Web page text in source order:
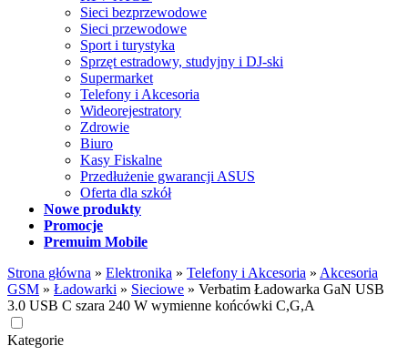
Sieci bezprzewodowe
Sieci przewodowe
Sport i turystyka
Sprzęt estradowy, studyjny i DJ-ski
Supermarket
Telefony i Akcesoria
Wideorejestratory
Zdrowie
Biuro
Kasy Fiskalne
Przedłużenie gwarancji ASUS
Oferta dla szkół
Nowe produkty
Promocje
Premuim Mobile
Strona główna » Elektronika » Telefony i Akcesoria » Akcesoria
GSM » Ładowarki » Sieciowe » Verbatim Ładowarka GaN USB
3.0 USB C szara 240 W wymienne końcówki C,G,A
Kategorie